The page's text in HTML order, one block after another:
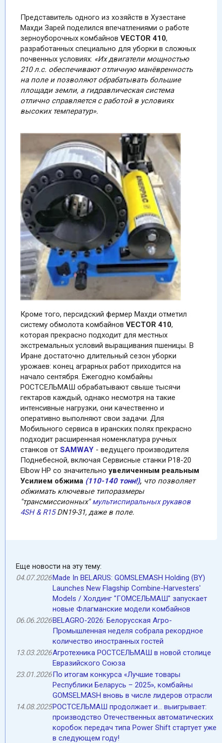
Представитель одного из хозяйств в Хузестане
Махди Зарей поделился впечатлениями о работе
зерноуборочных комбайнов VECTOR 410,
разработанных специально для уборки в сложных
почвенных условиях: «Их двигатели мощностью
210 л.с. обеспечивают отличную манёвренность
на поле и позволяют обрабатывать большие
площади земли, а гидравлическая система
отлично справляется с работой в условиях
высоких температур».
Кроме того, персидский фермер Махди отметил
систему обмолота комбайнов VECTOR 410,
которая прекрасно подходит для местных
экстремальных условий выращивания пшеницы. В
Иране достаточно длительный сезон уборки
урожаев: конец аграрных работ приходится на
начало сентября. Ежегодно комбайны
РОСТСЕЛЬМАШ обрабатывают свыше тысячи
гектаров каждый, однако несмотря на такие
интенсивные нагрузки, они качественно и
оперативно выполняют свои задачи. Для
Мобильного сервиса в иранских полях прекрасно
подходит расширенная номенклатура ручных
станков от SAMWAY - ведущего производителя
Поднебесной, включая Сервисные станки P18-20
Еlbow HP со значительно увеличенным реальным
Усилием обжима (110-140 тонн!), что позволяет
обжимать ключевые типоразмеры
"трансмиссионных"мультиспиральных рукавов
4SH & R15DN19-31, даже в поле.
Еще новости на эту тему:
04.07.2026Made In BELARUS: GOMSLEMASH Holding (BY)
Launches New Flagship Combine-Harvesters'
Models / Холдинг "ГОМСЕЛЬМАШ" запускает
новые Флагманские модели комбайнов
06.06.2026BELAGRO-2026: Белорусская Агро-
Промышленная неделя собрала рекордное
количество иностранных гостей
13.03.2026Агротехника РОСТСЕЛЬМАШ в новой столице
Евразийского Союза
23.01.2026По итогам конкурса «Лучшие товары
Республики Беларусь – 2025», комбайны
GOMSELMASH вновь в числе лидеров отрасли
14.08.2025РОСТСЕЛЬМАШ продолжает и... выигрывает:
производство Отечественных автоматических
коробок передач типа Power Shift стартует уже
в следующем году!